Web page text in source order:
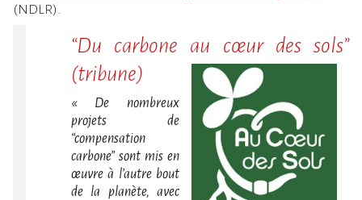
(NDLR).
“Du carbone au cœur des sols”
(tribune)
« De nombreux
projets de
“compensation
carbone” sont mis en
œuvre à l’autre bout
de la planète, avec